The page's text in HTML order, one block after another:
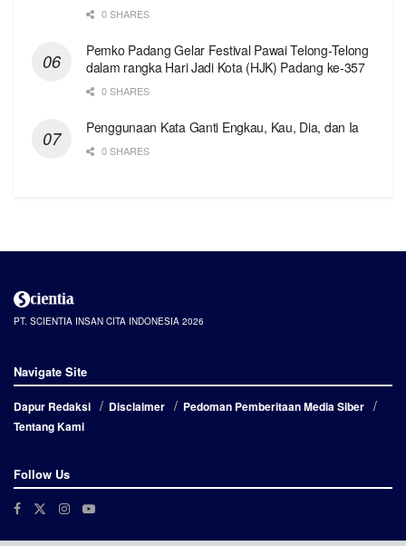
0 SHARES
Pemko Padang Gelar Festival Pawai Telong-Telong
dalam rangka Hari Jadi Kota (HJK) Padang ke-357
0 SHARES
Penggunaan Kata Ganti Engkau, Kau, Dia, dan Ia
0 SHARES
PT. SCIENTIA INSAN CITA INDONESIA 2026
Navigate Site
Dapur Redaksi Disclaimer
Pedoman Pemberitaan Media Siber
Tentang Kami
Follow Us